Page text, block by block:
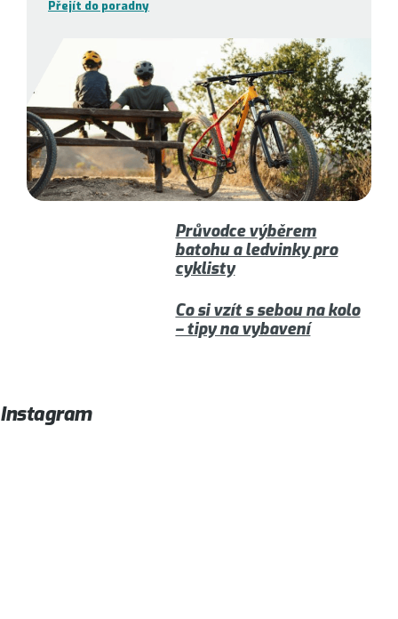
Přejít do poradny
Průvodce výběrem
batohu a ledvinky pro
cyklisty
Co si vzít s sebou na kolo
– tipy na vybavení
Instagram